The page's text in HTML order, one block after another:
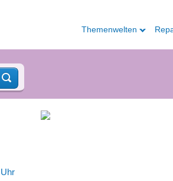
Themenwelten